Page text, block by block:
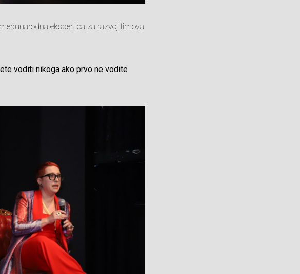
ekspertica za razvoj timova
voditi nikoga ako prvo ne vodite